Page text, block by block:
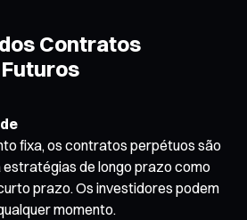
Contratos
fixa, os contratos perpétuos são
de longo prazo como
prazo. Os investidores podem
momento.